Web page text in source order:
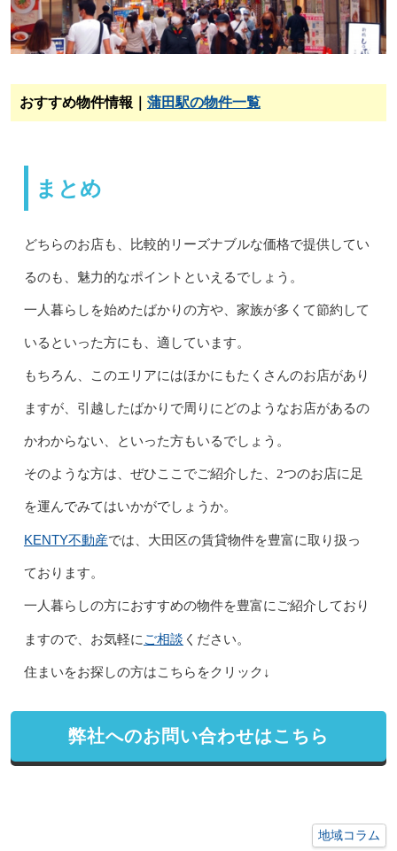
おすすめ物件情報｜ 蒲田駅の物件一覧
まとめ
どちらのお店も、比較的リーズナブルな価格で提供してい
るのも、魅力的なポイントといえるでしょう。
一人暮らしを始めたばかりの方や、家族が多くて節約して
いるといった方にも、適しています。
もちろん、このエリアにはほかにもたくさんのお店があり
ますが、引越したばかりで周りにどのようなお店があるの
かわからない、といった方もいるでしょう。
そのような方は、ぜひここでご紹介した、2つのお店に足
を運んでみてはいかがでしょうか。
KENTY不動産では、大田区の賃貸物件を豊富に取り扱っ
ております。
一人暮らしの方におすすめの物件を豊富にご紹介しており
ますので、お気軽に ご相談 ください。
住まいをお探しの方はこちらをクリック↓
弊社へのお問い合わせはこちら
地域コラム